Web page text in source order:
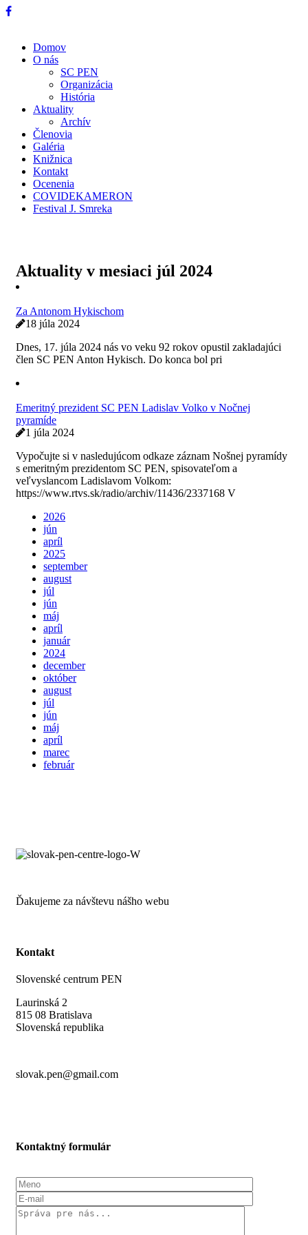
Domov
O nás
SC PEN
Organizácia
História
Aktuality
Archív
Členovia
Galéria
Knižnica
Kontakt
Ocenenia
COVIDEKAMERON
Festival J. Smreka
Aktuality v mesiaci júl 2024
Za Antonom Hykischom
18 júla 2024
Dnes, 17. júla 2024 nás vo veku 92 rokov opustil zakladajúci
člen SC PEN Anton Hykisch. Do konca bol pri
Emeritný prezident SC PEN Ladislav Volko v Nočnej
pyramíde
1 júla 2024
Vypočujte si v nasledujúcom odkaze záznam Nošnej pyramídy
s emeritným prezidentom SC PEN, spisovateľom a
veľvyslancom Ladislavom Volkom:
https://www.rtvs.sk/radio/archiv/11436/2337168 V
2026
jún
apríl
2025
september
august
júl
jún
máj
apríl
január
2024
december
október
august
júl
jún
máj
apríl
marec
február
Ďakujeme za návštevu nášho webu
Kontakt
Slovenské centrum PEN
Laurinská 2
815 08 Bratislava
Slovenská republika
slovak.pen@gmail.com
Kontaktný formulár